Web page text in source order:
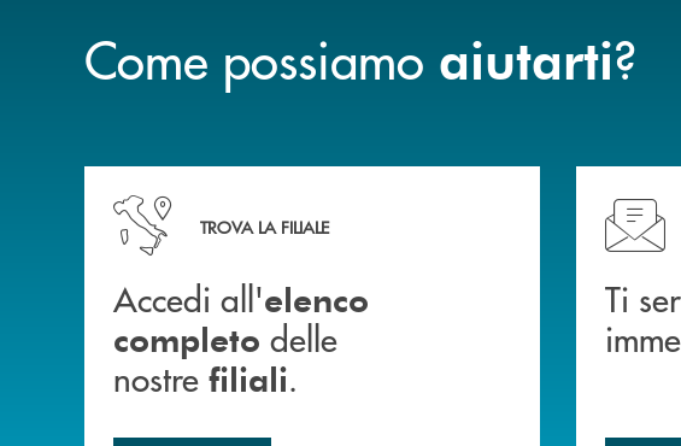
Come possiamo aiutarti?
Accedi all' elenco completo delle nostre&nbsp; filiali .
TROVA LA FILIALE
Accedi all'elenco
completo delle
nostre filiali.
Ti
Ti